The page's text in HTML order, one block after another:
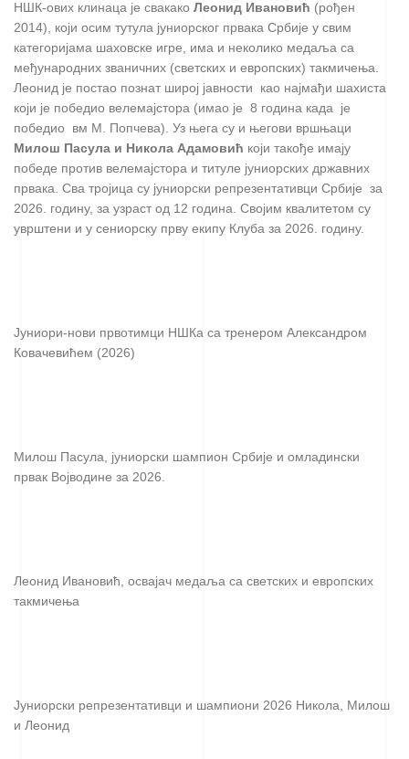
НШК-ових клинаца је свакако Леонид Ивановић (рођен
2014), који осим тутула јуниорског првака Србије у свим
категоријама шаховске игре, има и неколико медаља са
међународних званичних (светских и европских) такмичења.
Леонид је постао познат широј јавности као најмађи шахиста
који је победио велемајстора (имао је 8 година када је
победио вм М. Попчева). Уз њега су и његови вршњаци
Милош Пасула и Никола Адамовић који такође имају
победе против велемајстора и титуле јуниорских државних
првака. Сва тројица су јуниорски репрезентативци Србије за
2026. годину, за узраст од 12 година. Својим квалитетом су
уврштени и у сениорску прву екипу Клуба за 2026. годину.
Јуниори-нови првотимци НШКа са тренером Александром
Ковачевићем (2026)
Милош Пасула, јуниорски шампион Србије и омладински
првак Војводине за 2026.
Леонид Ивановић, освајач медаља са светских и европских
такмичења
Јуниорски репрезентативци и шампиони 2026 Никола, Милош
и Леонид